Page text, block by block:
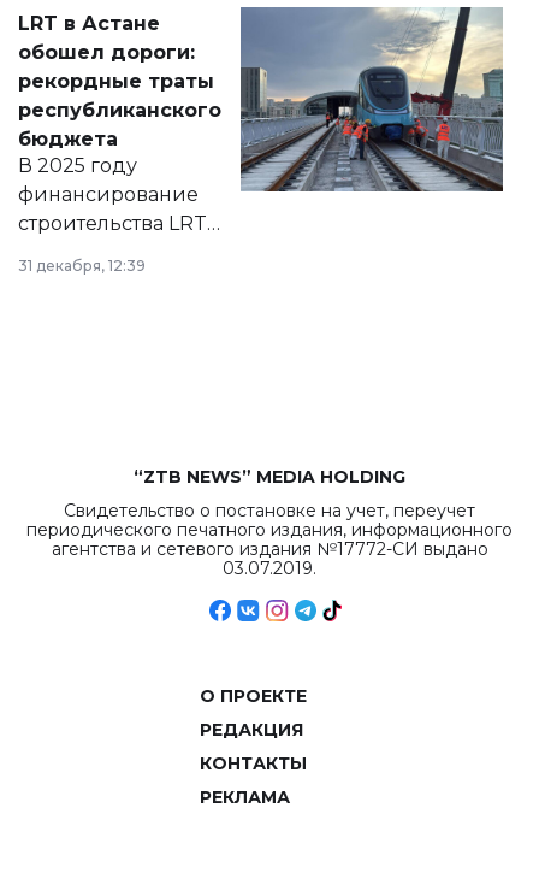
документ
появился в базе
нормативных
правовых актов и
на сайте маслихат
города.
LRT в Астане
обошел дороги:
рекордные траты
республиканского
бюджета
В 2025 году
финансирование
строительства LRT
в Астане из
республиканского
31 декабря, 12:39
“ZTB NEWS” MEDIA HOLDING
Свидетельство о постановке на учет, переучет
периодического печатного издания, информационного
агентства и сетевого издания №17772-СИ выдано
03.07.2019.
О ПРОЕКТЕ
РЕДАКЦИЯ
КОНТАКТЫ
РЕКЛАМА